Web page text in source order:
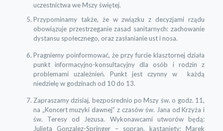
uczestnictwa we Mszy świętej.
Przypominamy także, że w związku z decyzjami rządu
obowiązuje przestrzeganie zasad sanitarnych: zachowanie
dystansu społecznego, oraz zasłanianie ust i nosa.
Pragniemy poinformować, że przy furcie klasztornej działa
punkt informacyjno-konsultacyjny dla osób i rodzin z
problemami uzależnień. Punkt jest czynny w każdą
niedzielę w godzinach od 10 do 13.
Zapraszamy dzisiaj, bezpośrednio po Mszy św. o godz. 11,
na „Koncert muzyki dawnej” z czasów św. Jana od Krzyża i
św. Teresy od Jezusa. Wykonawcami utworów będą:
Julieta Gonzalez-Springer – sopran, kastaniety; Marek